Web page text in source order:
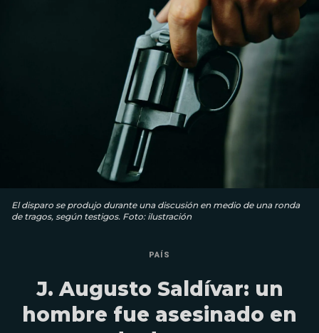
El disparo se produjo durante una discusión en medio de una ronda
de tragos, según testigos. Foto: ilustración
PAÍS
J. Augusto Saldívar: un
hombre fue asesinado en